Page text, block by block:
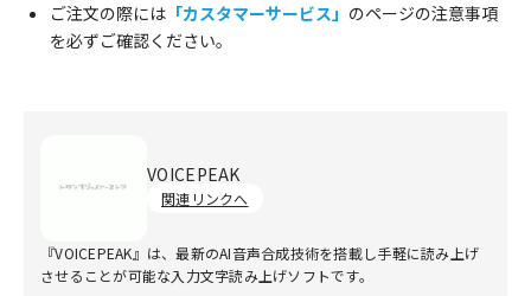
ご注文の際には 「カスタマーサービス」 のページの注意事項
を必ずご確認ください。
VOICEPEAK
関連リンクへ
『VOICEPEAK』は、最新のAI音声合成技術を搭載し手軽に読み上げ
させることが可能な入力文字読み上げソフトです。